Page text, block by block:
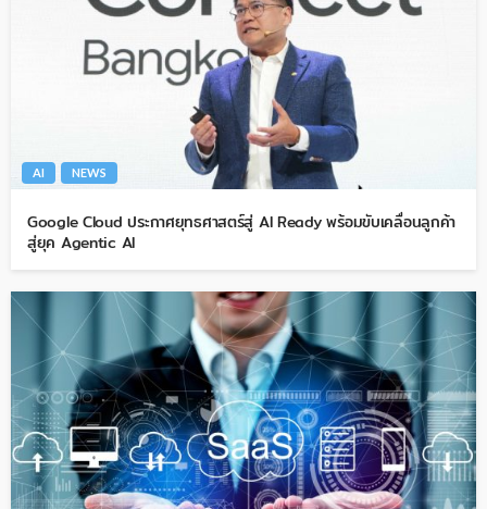
AI NEWS
Google Cloud ประกาศยุทธศาสตร์สู่ AI Ready พร้อมขับเคลื่อนลูกค้า
สู่ยุค Agentic AI